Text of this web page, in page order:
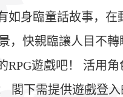
如身臨童話故事，
，快親臨讓人目不轉
遊戲吧！ 活用
下需提供遊戲登入